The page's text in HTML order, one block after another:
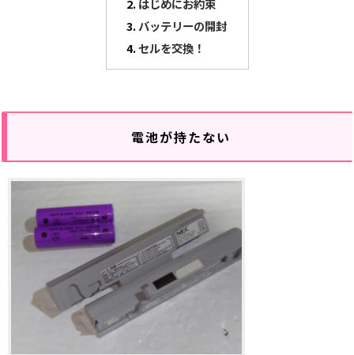
はじめにお約束
バッテリーの開封
セルを交換！
電池が持たない